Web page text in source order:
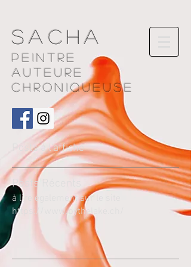
Sacha
Peintre
AUTEURE
chroniqueuse
Posts à l'affiche
Pos ts Récents
à lire également sur le site
https://www.bythelake.ch/